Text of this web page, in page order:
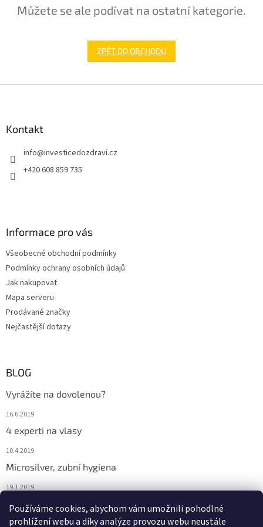
Používáme cookies, abychom vám umožnili pohodlné
prohlížení webu a díky analýze provozu webu neustále
Můžete se ale podívat na ostatní kategorie.
ZPĚT DO OBCHODU
Kontakt
info@investicedozdravi.cz
+420 608 859 735
Informace pro vás
Všeobecné obchodní podmínky
Podmínky ochrany osobních údajů
Jak nakupovat
Mapa serveru
Prodávané značky
Nejčastější dotazy
BLOG
Vyrážíte na dovolenou?
16.6.2019
4 experti na vlasy
10.4.2019
Microsilver, zubní hygiena
19.1.2019
Nemáte překyselený organismus?
12.1.2019